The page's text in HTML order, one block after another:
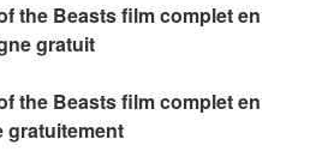
the Beasts film complet en
gratuit
the Beasts film complet en
gratuitement